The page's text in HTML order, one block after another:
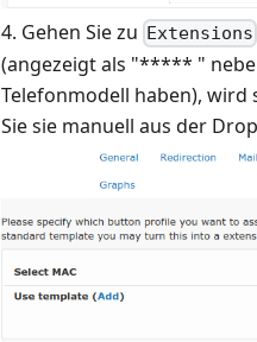
4. Gehen Sie zu Extensions
(angezeigt als "***** "
Telefonmodell haben), wird
Sie sie manuell aus der